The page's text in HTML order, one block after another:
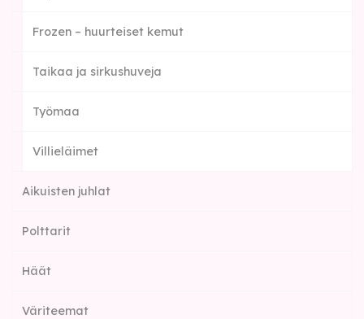
Frozen – huurteiset kemut
Taikaa ja sirkushuveja
Työmaa
Villieläimet
Aikuisten juhlat
Polttarit
Häät
Väriteemat